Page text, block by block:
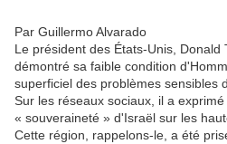
Par Guillermo Alvarado
Le président des États-Unis, Donald
démontré sa faible condition
superficiel des problèmes sensibles
Sur les réseaux sociaux, il a
« souveraineté » d'Israël sur les
Cette région, rappelons-le, a été